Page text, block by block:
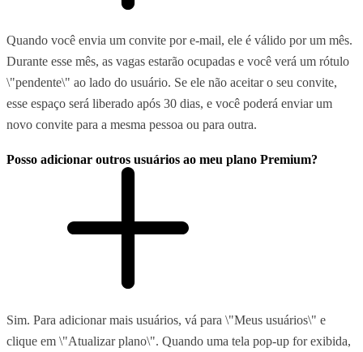
Quando você envia um convite por e-mail, ele é válido por um mês.
Durante esse mês, as vagas estarão ocupadas e você verá um rótulo
\"pendente\" ao lado do usuário. Se ele não aceitar o seu convite,
esse espaço será liberado após 30 dias, e você poderá enviar um
novo convite para a mesma pessoa ou para outra.
Posso adicionar outros usuários ao meu plano Premium?
Sim. Para adicionar mais usuários, vá para \"Meus usuários\" e
clique em \"Atualizar plano\". Quando uma tela pop-up for exibida,